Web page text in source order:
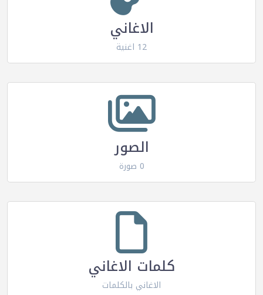
الاغاني
12 اغنية
الصور
0 صورة
كلمات الاغاني
الاغاني بالكلمات